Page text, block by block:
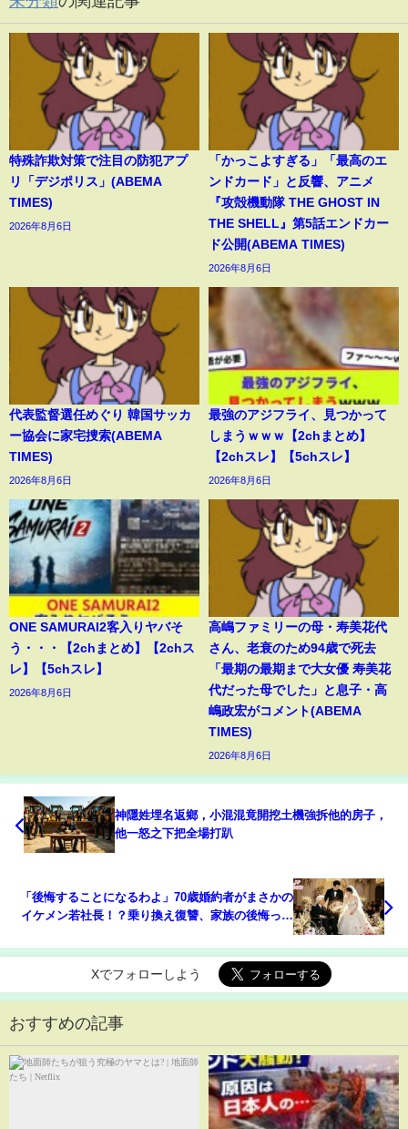
特殊詐欺対策で注目の防犯アプ
リ「デジポリス」(ABEMA
TIMES)
2026年8月6日
「かっこよすぎる」「最高のエ
ンドカード」と反響、アニメ
『攻殻機動隊 THE GHOST IN
THE SHELL』第5話エンドカー
ド公開(ABEMA TIMES)
2026年8月6日
代表監督選任めぐり 韓国サッカ
ー協会に家宅捜索(ABEMA
TIMES)
2026年8月6日
最強のアジフライ、見つかって
しまうｗｗｗ【2chまとめ】
【2chスレ】【5chスレ】
2026年8月6日
ONE SAMURAI2客入りヤバそ
う・・・【2chまとめ】【2chス
レ】【5chスレ】
2026年8月6日
高嶋ファミリーの母・寿美花代
さん、老衰のため94歳で死去
「最期の最期まで大女優 寿美花
代だった母でした」と息子・高
嶋政宏がコメント(ABEMA
TIMES)
2026年8月6日
神隱姓埋名返鄉，小混混竟開挖土機強拆他的房子，
他一怒之下把全場打趴
「後悔することになるわよ」70歳婚約者がまさかの
イケメン若社長！？乗り換え復讐、家族の後悔っぷ
Xでフォローしよう
おすすめの記事